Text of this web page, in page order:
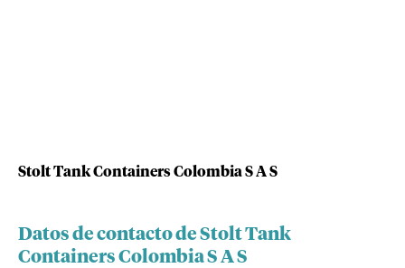
Stolt Tank Containers Colombia S A S
Datos de contacto de Stolt Tank
Containers Colombia S A S